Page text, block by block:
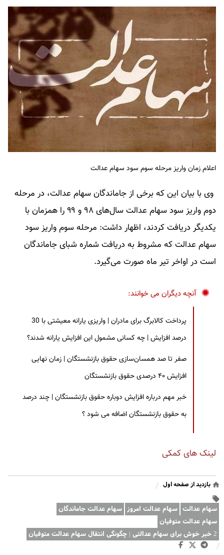
اعلام زمان واریز مرحله سوم سود سهام عدالت
وی با بیان این که برخی از جاماندگان سهام عدالت، در مرحله
دوم واریز سود سهام عدالت سال‌های ۹۸ و ۹۹ را همزمان با
یکدیگر دریافت کردند، اظهار داشت: مرحله سوم واریز سود
سهام عدالت که مشروط به دریافت شماره شبای جاماندگان
است در اواخر تیر ماه صورت می‌گیرد.
آنچه دیگران می خوانند:
پرداخت کالابرگ برای مادران | واریزی یارانه معیشتی با 30
درصد افزایش | چه کسانی مشمول این افزایش یارانه شدند؟
صفر تا صد همسان‌سازی حقوق بازنشستگان | زمان نهایی
افزایش ۴۰ درصدی حقوق بازنشستگان
خبر مهم درباره افزایش دوباره حقوق بازنشستگان | چند درصد
به حقوق بازنشستگان اضافه می شود ؟
لینک های کمکی
بازدید از صفحه اول /
سهام عدالت سهام عدالت امروز سهام عدالت جاماندگان
سهام عدالت متوفیان
2 خبر خوش برای سهام عدالتی | چگونگی انتقال سهام عدالت متوفیان
/